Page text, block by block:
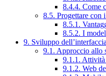
8.4.4. Come
8.5. Progettare con
8.5.1.
8.5.2. I
9. Sviluppo dell’interfaccia
9.1. Approccio allo
9.1.1.
9.1.2. Web